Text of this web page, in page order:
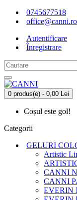
0745677518
office@canni.ro
Autentificare
Înregistrare
0 produs(e) - 0,00 Lei
Coșul este gol!
Categorii
GELURI
Artistic
CANNI
CANNI
EVERIN